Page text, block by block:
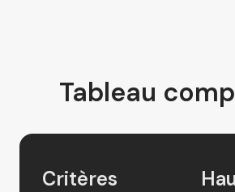
Tableau
Critères